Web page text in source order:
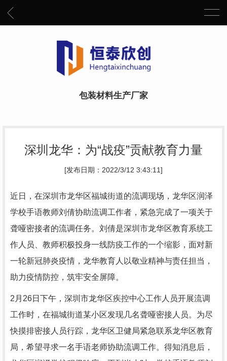
包装材料生产厂家
深圳龙华：为“战疫”贡献教育力量
[发布日期：2022/3/12 3:43:11]
近日，在深圳市龙华区福城街道的流调现场，龙华区润泽
学校手语教师刘倩协助流调工作者，紧急完成了一项关于
聋哑密接者的流调任务。刘倩是深圳市龙华区教育系统工
作人员、教师积极投身一线防疫工作的一个缩影，面对新
一轮新冠肺炎疫情，龙华教育人以敬业精神与责任担当，
助力疫情防控，筑牢安全屏障。
2月26日下午，深圳市龙华区疾控中心工作人员开展流调
工作时，在福城街道某小区发现几名聋哑密接人员。为尽
快摸排密接人员行踪，龙华区卫健局紧急联系龙华区教育
局，希望寻求一名手语老师协助流调工作。得知消息后，